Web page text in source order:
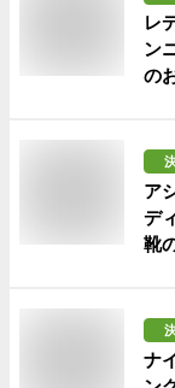
レ
ン
の
ア
デ
靴
ナ